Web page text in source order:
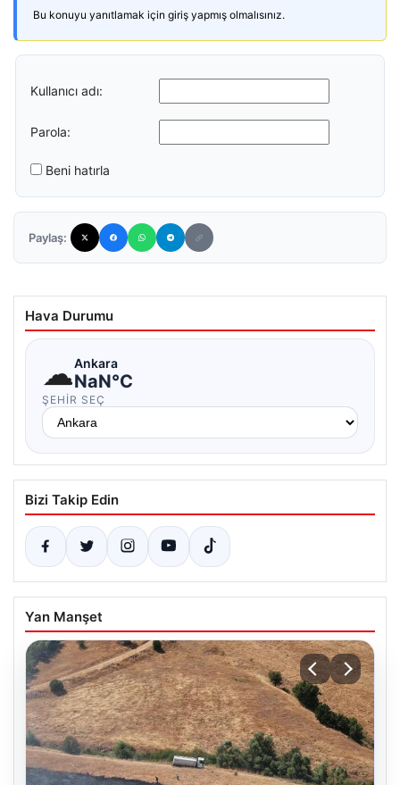
Bu konuyu yanıtlamak için giriş yapmış olmalısınız.
Kullanıcı adı:
Parola:
Beni hatırla
Paylaş:
Hava Durumu
☁Ankara
NaN°C
ŞEHIR SEÇ
Bizi Takip Edin
Yan Manşet